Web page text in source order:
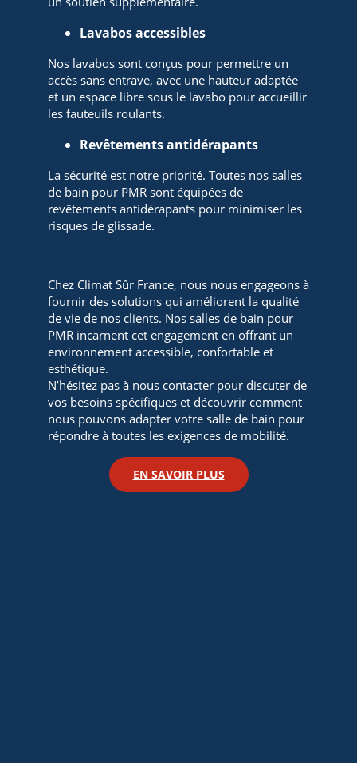
Lavabos accessibles
Nos lavabos sont conçus pour permettre un
accès sans entrave, avec une hauteur adaptée
et un espace libre sous le lavabo pour accueillir
les fauteuils roulants.
Revêtements antidérapants
La sécurité est notre priorité. Toutes nos salles
de bain pour PMR sont équipées de
revêtements antidérapants pour minimiser les
risques de glissade.
Chez Climat Sûr France, nous nous engageons à
fournir des solutions qui améliorent la qualité
de vie de nos clients. Nos salles de bain pour
PMR incarnent cet engagement en offrant un
environnement accessible, confortable et
esthétique.
N’hésitez pas à nous contacter pour discuter de
vos besoins spécifiques et découvrir comment
nous pouvons adapter votre salle de bain pour
répondre à toutes les exigences de mobilité.
EN SAVOIR PLUS